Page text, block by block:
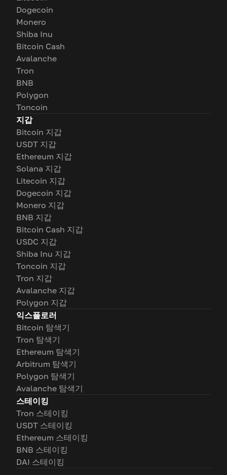
Dogecoin
Monero
Shiba Inu
Bitcoin Cash
Avalanche
Tron
BNB
Polygon
Toncoin
지갑
Bitcoin 지갑
USDT 지갑
Ethereum 지갑
Solana 지갑
Litecoin 지갑
Dogecoin 지갑
Monero 지갑
BNB 지갑
Bitcoin Cash 지갑
USDC 지갑
Shiba Inu 지갑
Toncoin 지갑
Tron 지갑
Avalanche 지갑
Polygon 지갑
익스플로러
Bitcoin 탐색기
Tron 탐색기
Ethereum 탐색기
Arbitrum 탐색기
Polygon 탐색기
Avalanche 탐색기
스테이킹
Tron 스테이킹
USDT 스테이킹
Ethereum 스테이킹
BNB 스테이킹
DAI 스테이킹